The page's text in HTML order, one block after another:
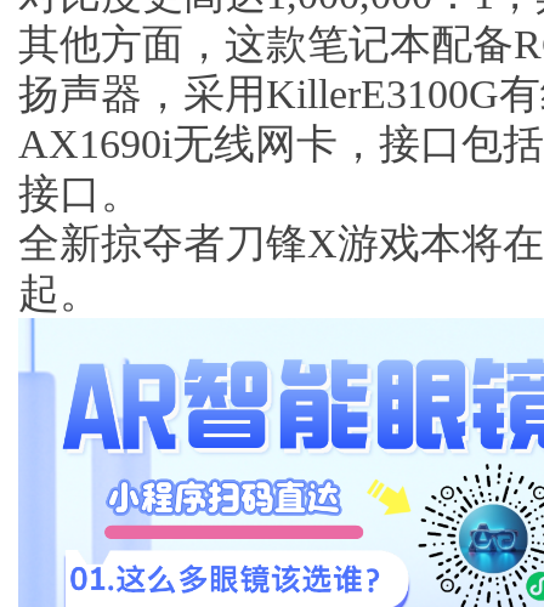
其他方面，这款笔记本配备
扬声器，采用KillerE3100G
AX1690i无线网卡，接口包
接口。
全新掠夺者刀锋X游戏本将
起。